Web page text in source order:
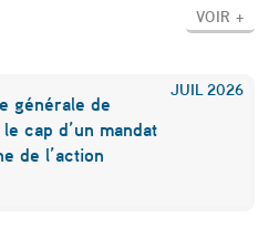
VOIR +
JUIL 2026
générale de
cap d’un mandat
de l’action